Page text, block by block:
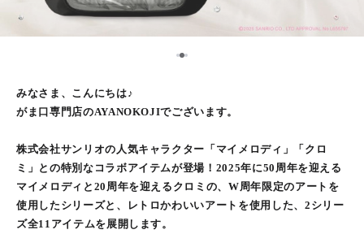
12
みなさま、こんにちは♪
がま口専門店のAYANOKOJIでございます。
株式会社サンリオの人気キャラクター「マイメロディ」「クロ
ミ」との特別なコラボアイテムが登場！2025年に50周年を迎える
マイメロディと20周年を迎えるクロミの、W周年限定のアートを
使用したシリーズと、レトロかわいいアートを使用した、2シリー
ズ全11アイテムを展開します。